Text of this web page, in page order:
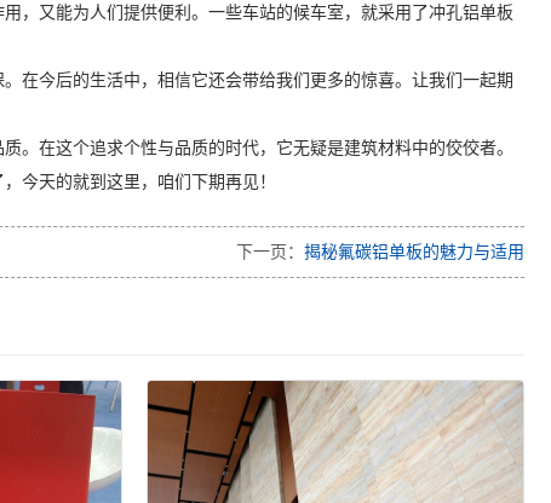
，又能为人们提供便利。一些车站的候车室，就采用了冲孔铝单板
在今后的生活中，相信它还会带给我们更多的惊喜。让我们一起期
。在这个追求个性与品质的时代，它无疑是建筑材料中的佼佼者。
今天的就到这里，咱们下期再见！
下一页： 揭秘氟碳铝单板的魅力与适用